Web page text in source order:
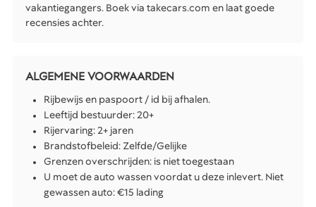
vakantiegangers. Boek via takecars.com en laat goede
recensies achter.
ALGEMENE VOORWAARDEN
Rijbewijs en paspoort / id bij afhalen.
Leeftijd bestuurder: 20+
Rijervaring: 2+ jaren
Brandstofbeleid: Zelfde/Gelijke
Grenzen overschrijden: is niet toegestaan
U moet de auto wassen voordat u deze inlevert. Niet
gewassen auto: €15 lading